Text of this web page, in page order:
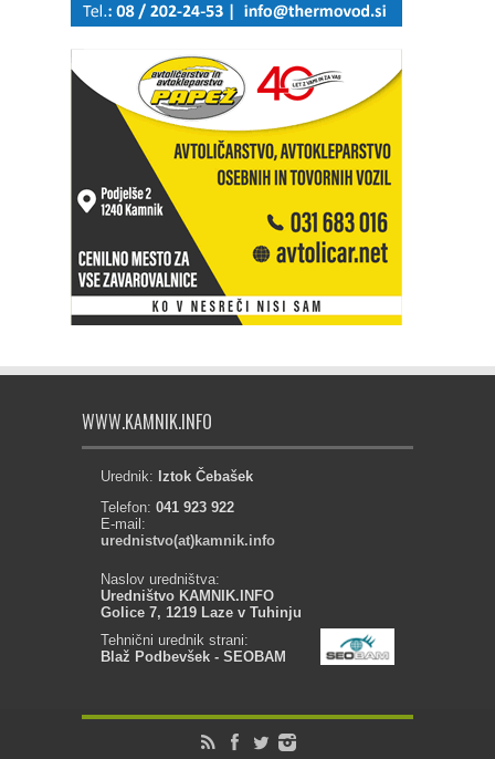
WWW.KAMNIK.INFO
Urednik: Iztok Čebašek
Telefon: 041 923 922
E-mail:
urednistvo(at)kamnik.info
Naslov uredništva:
Uredništvo KAMNIK.INFO
Golice 7, 1219 Laze v Tuhinju
Tehnični urednik strani:
Blaž Podbevšek - SEOBAM